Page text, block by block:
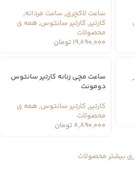
ساعت لاکچری, ساعت مردانه,
کارتیر, کارتیر سانتوس, همه ی
محصولات
19,890,000تومان
ساعت مچی زنانه کارتیر سانتوس
دومونت
کارتیر, کارتیر سانتوس, همه ی
محصولات
8,890,000تومان
بیشتر محصولات